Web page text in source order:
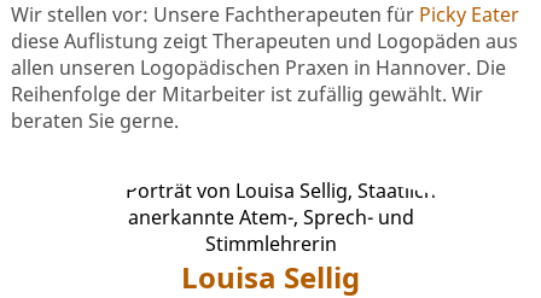
Wir stellen vor: Unsere Fachtherapeuten für Picky Eater
diese Auflistung zeigt Therapeuten und Logopäden aus
allen unseren Logopädischen Praxen in Hannover. Die
Reihenfolge der Mitarbeiter ist zufällig gewählt. Wir
beraten Sie gerne.
Louisa Sellig